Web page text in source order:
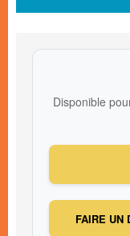
Disponible
FAIRE UN